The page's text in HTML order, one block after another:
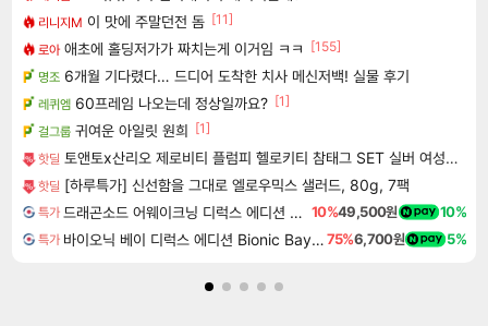
리니지M 이 맛에 주말던전 돔 [11]
로아 애초에 홀딩저가가 짜치는게 이거임 ㅋㅋ
[155]
명조 6개월 기다렸다… 드디어 도착한 치사 메신저백! 실물 후기
레퀴엠 60프레임 나오는데 정상일까요? [1]
걸그룹 귀여운 아일릿 원희 [1]
핫딜 토앤토x산리오 제로비티 플럼피 헬로키티 참태그 SET 실버 여성용 쪼리
핫딜 [하루특가] 신선함을 그대로 엘로우믹스 샐러드, 80g, 7팩
특가 드래곤소드 어웨이크닝 디럭스 에디션 DragonSword Awakening Deluxe Edition 10%49,500원 10%
특가 바이오닉 베이 디럭스 에디션 Bionic Bay Deluxe Edition75%6,700원 5%